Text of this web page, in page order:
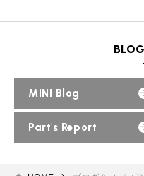
MINI Blog
Part's Report